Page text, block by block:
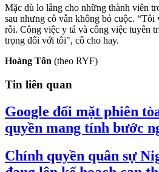
Mặc dù lo lắng cho những thành viên
sau nhưng cô vẫn không bỏ cuộc. “Tôi
rỗi. Công việc y tá và công việc tuyên
trọng đối với tôi", cô cho hay.
Hoàng Tôn (theo RYF)
Tin liên quan
Google đối mặt phiên
quyền mang tính bước
Chính quyền quân sự